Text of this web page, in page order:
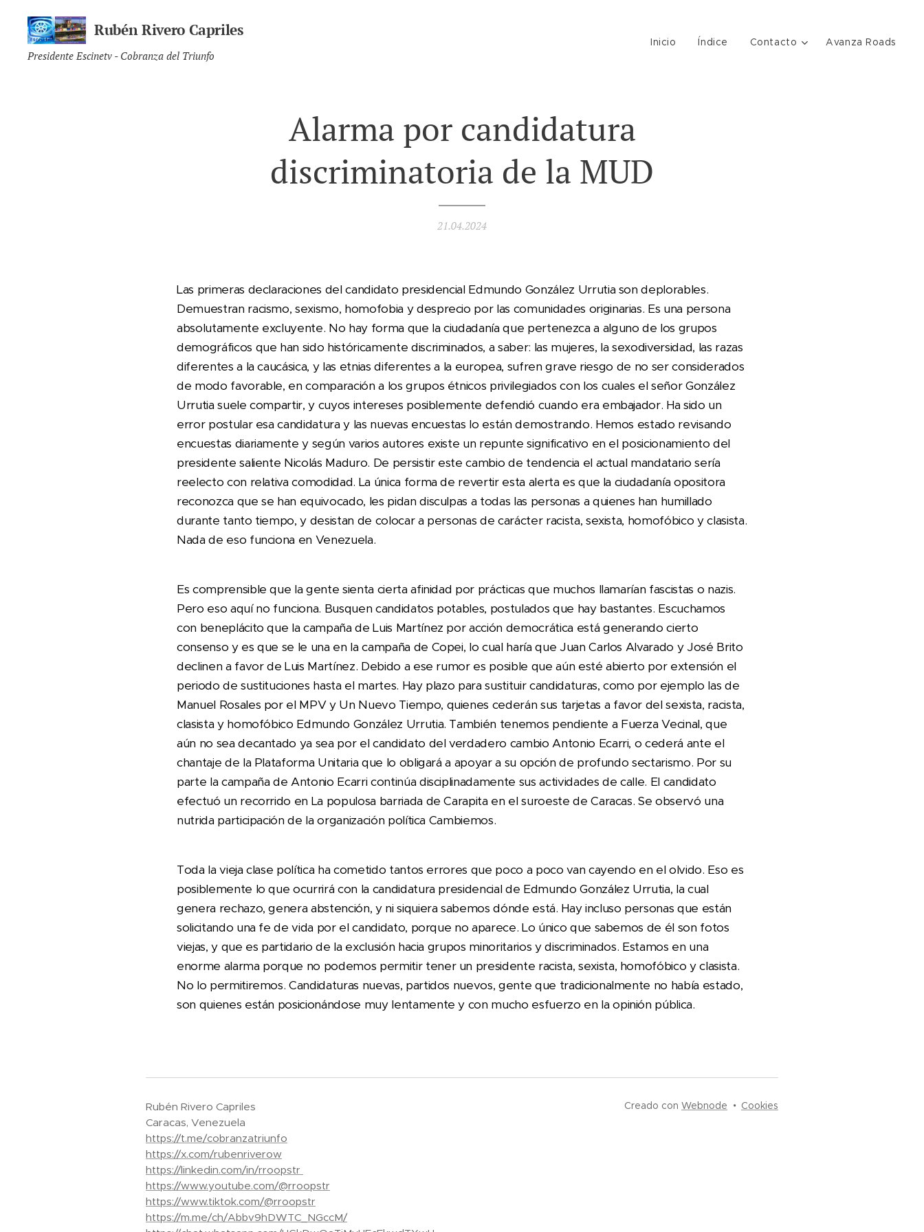
Rubén Rivero Capriles
Presidente Escinetv - Cobranza del Triunfo
Inicio Índice Contacto Avanza Roads
Alarma por candidatura
discriminatoria de la MUD
21.04.2024
Las primeras declaraciones del candidato presidencial Edmundo González Urrutia son deplorables.
Demuestran racismo, sexismo, homofobia y desprecio por las comunidades originarias. Es una persona
absolutamente excluyente. No hay forma que la ciudadanía que pertenezca a alguno de los grupos
demográficos que han sido históricamente discriminados, a saber: las mujeres, la sexodiversidad, las razas
diferentes a la caucásica, y las etnias diferentes a la europea, sufren grave riesgo de no ser considerados
de modo favorable, en comparación a los grupos étnicos privilegiados con los cuales el señor González
Urrutia suele compartir, y cuyos intereses posiblemente defendió cuando era embajador. Ha sido un
error postular esa candidatura y las nuevas encuestas lo están demostrando. Hemos estado revisando
encuestas diariamente y según varios autores existe un repunte significativo en el posicionamiento del
presidente saliente Nicolás Maduro. De persistir este cambio de tendencia el actual mandatario sería
reelecto con relativa comodidad. La única forma de revertir esta alerta es que la ciudadanía opositora
reconozca que se han equivocado, les pidan disculpas a todas las personas a quienes han humillado
durante tanto tiempo, y desistan de colocar a personas de carácter racista, sexista, homofóbico y clasista.
Nada de eso funciona en Venezuela.
Es comprensible que la gente sienta cierta afinidad por prácticas que muchos llamarían fascistas o nazis.
Pero eso aquí no funciona. Busquen candidatos potables, postulados que hay bastantes. Escuchamos
con beneplácito que la campaña de Luis Martínez por acción democrática está generando cierto
consenso y es que se le una en la campaña de Copei, lo cual haría que Juan Carlos Alvarado y José Brito
declinen a favor de Luis Martínez. Debido a ese rumor es posible que aún esté abierto por extensión el
periodo de sustituciones hasta el martes. Hay plazo para sustituir candidaturas, como por ejemplo las de
Manuel Rosales por el MPV y Un Nuevo Tiempo, quienes cederán sus tarjetas a favor del sexista, racista,
clasista y homofóbico Edmundo González Urrutia. También tenemos pendiente a Fuerza Vecinal, que
aún no sea decantado ya sea por el candidato del verdadero cambio Antonio Ecarri, o cederá ante el
chantaje de la Plataforma Unitaria que lo obligará a apoyar a su opción de profundo sectarismo. Por su
parte la campaña de Antonio Ecarri continúa disciplinadamente sus actividades de calle. El candidato
efectuó un recorrido en La populosa barriada de Carapita en el suroeste de Caracas. Se observó una
nutrida participación de la organización política Cambiemos.
Toda la vieja clase política ha cometido tantos errores que poco a poco van cayendo en el olvido. Eso es
posiblemente lo que ocurrirá con la candidatura presidencial de Edmundo González Urrutia, la cual
genera rechazo, genera abstención, y ni siquiera sabemos dónde está. Hay incluso personas que están
solicitando una fe de vida por el candidato, porque no aparece. Lo único que sabemos de él son fotos
viejas, y que es partidario de la exclusión hacia grupos minoritarios y discriminados. Estamos en una
enorme alarma porque no podemos permitir tener un presidente racista, sexista, homofóbico y clasista.
No lo permitiremos. Candidaturas nuevas, partidos nuevos, gente que tradicionalmente no había estado,
son quienes están posicionándose muy lentamente y con mucho esfuerzo en la opinión pública.
Rubén Rivero Capriles
Caracas, Venezuela
https://t.me/cobranzatriunfo
https://x.com/rubenriverow
https://linkedin.com/in/rroopstr
https://www.youtube.com/@rroopstr
https://www.tiktok.com/@rroopstr
https://m.me/ch/Abbv9hDWTC_NGccM/
Creado con Webnode Cookies